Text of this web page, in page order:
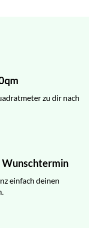
zu dir nach
Wunschtermin
einfach deinen